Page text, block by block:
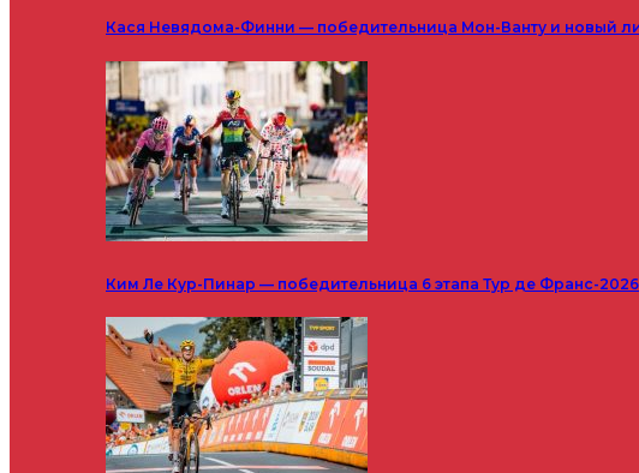
Кася Невядома-Финни — победительница Мон-Ванту и новый
Ким Ле Кур-Пинар — победительница 6 этапа Тур де Франс-2026